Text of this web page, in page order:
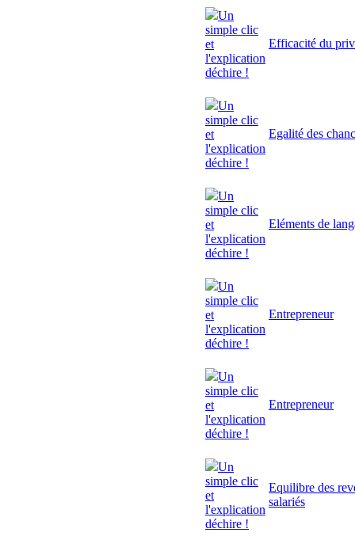
Un
simple clic
et
l'explication
déchire !
Efficacité du
Un
simple clic
et
l'explication
déchire !
Egalité des
Un
simple clic
et
l'explication
déchire !
Eléments de
Un
simple clic
et
l'explication
déchire !
Entrepreneur
Un
simple clic
et
l'explication
déchire !
Entrepreneur
Un
simple clic
et
l'explication
déchire !
Equilibre des
salariés